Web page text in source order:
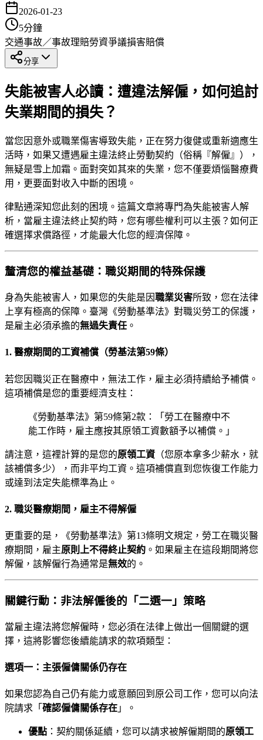
2026-01-23
5分鐘
交通事故／事故理賠勞資爭議損害賠償
分享
失能被害人必讀：遭違法解僱，如何追討
失業期間的損失？
當您因意外或職業傷害導致失能，正在努力復健或重新適應生
活時，如果又遭遇雇主違法終止勞動契約（俗稱『解僱』），
無疑是雪上加霜。面對突如其來的失業，您不僅要煩惱醫療費
用，更要面對收入中斷的困境。
律點通深知您此刻的困境。這篇文章將專門為失能被害人解
析，當雇主違法終止契約時，您有哪些權利可以主張？如何正
確選擇求償路徑，才能最大化您的經濟保障。
釐清您的權益基礎：職災期間的特殊保護
身為失能被害人，如果您的失能是因職業災害所致，您在法律
上享有極高的保障。臺灣《勞動基準法》對職災勞工的保護，
是雇主必須承擔的無過失責任 。
1. 醫療期間的工資補償（勞基法第59條）
若您因職災正在醫療中，無法工作，雇主必須持續給予補償。
這項補償是您的重要經濟支柱：
《勞動基準法》第59條第2款：「勞工在醫療中不
能工作時，雇主應按其原領工資數額予以補償。」
請注意，這裡計算的是您的原領工資（您原本拿多少薪水，就
該補償多少），而非平均工資。這項補償直到您恢復工作能力
或達到法定失能標準為止。
2. 職災醫療期間，雇主不得解僱
更重要的是，《勞動基準法》第13條明文規定，勞工在職災醫
療期間，雇主原則上不得終止契約 。如果雇主在這段期間將您
解僱，該解僱行為通常是無效的。
關鍵行動：非法解僱後的「二選一」策略
當雇主違法將您解僱時，您必須在法律上做出一個關鍵的選
擇，這將影響您後續能請求的款項類型：
選項一：主張僱傭關係仍存在
如果您認為自己仍有能力或意願回到原公司工作，您可以向法
院請求「 確認僱傭關係存在 」。
優點 ：契約關係延續，您可以請求被解僱期間的原領工